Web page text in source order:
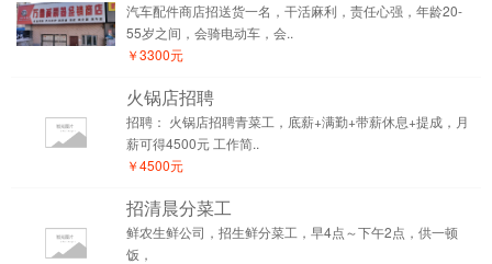
汽车配件商店招送货一名，干活麻利，责任心强，年龄20-
55岁之间，会骑电动车，会..
￥3300元
火锅店招聘
招聘： 火锅店招聘青菜工，底薪+满勤+带薪休息+提成，月
薪可得4500元 工作简..
￥4500元
招清晨分菜工
鲜农生鲜公司，招生鲜分菜工，早4点～下午2点，供一顿
饭，